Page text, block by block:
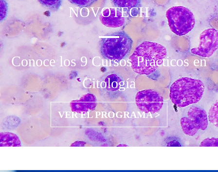
NOVOTECH
Conoce los 9 Cursos Prácticos en
Citología
VER EL PROGRAMA >